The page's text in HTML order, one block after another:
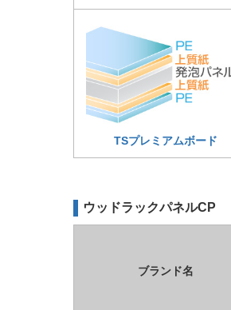
TSプレミアムボード
ウッドラックパネルCP
ブランド名